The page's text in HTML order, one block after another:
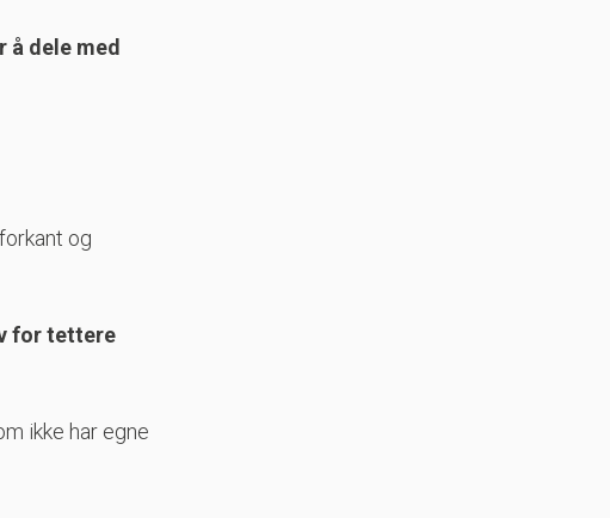
å dele med
og
for tettere
ikke har egne